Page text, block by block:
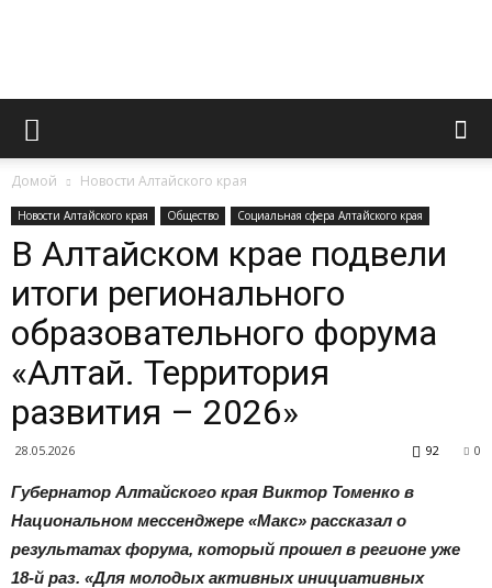
Официальный
газеты
«Вперед»
|
Домой Новости Алтайского края
Новости Алтайского края Общество Социальная сфера Алтайского края
В Алтайском крае подвели
итоги регионального
образовательного форума
«Алтай. Территория
развития – 2026»
28.05.2026 0
92
Губернатор Алтайского края Виктор Томенко в
Национальном мессенджере «Макс» рассказал о
результатах форума, который прошел в регионе уже
18-й раз. «Для молодых активных инициативных